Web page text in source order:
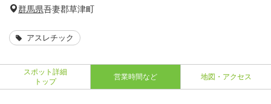
群馬県吾妻郡草津町
アスレチック
スポット詳細
トップ
営業時間など 地図・アクセス